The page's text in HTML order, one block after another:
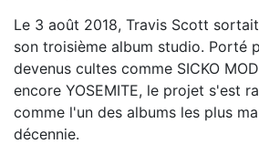
Le 3 août 2018, Travis Scott sortait
son troisième album studio. Porté
devenus cultes comme SICKO
encore YOSEMITE, le projet s'est
comme l'un des albums les plus
décennie.